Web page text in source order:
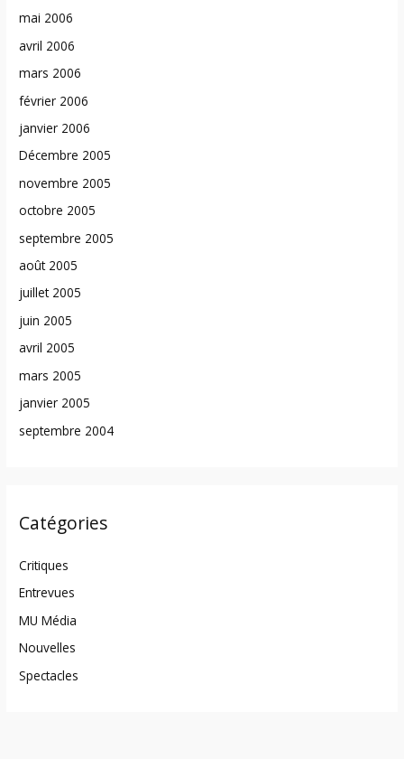
mai 2006
avril 2006
mars 2006
février 2006
janvier 2006
Décembre 2005
novembre 2005
octobre 2005
septembre 2005
août 2005
juillet 2005
juin 2005
avril 2005
mars 2005
janvier 2005
septembre 2004
Catégories
Critiques
Entrevues
MU Média
Nouvelles
Spectacles